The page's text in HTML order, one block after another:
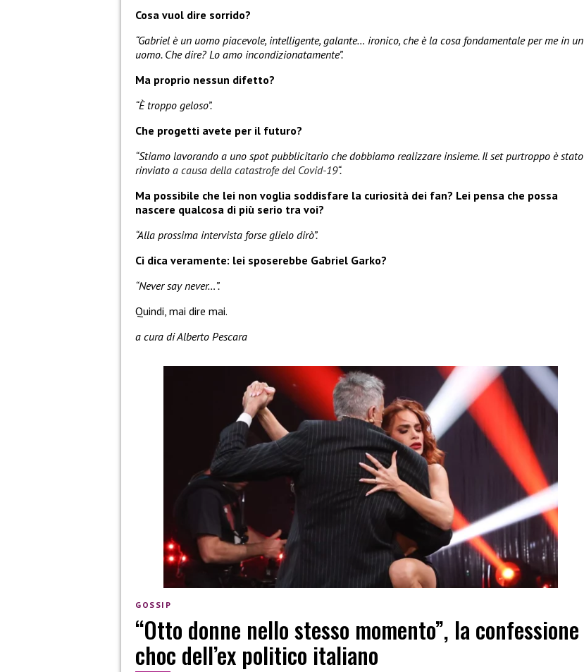
Cosa vuol dire sorrido?
“Gabriel è un uomo piacevole, intelligente, galante… ironico, che è la cosa fondamentale per me in un
uomo. Che dire? Lo amo incondizionatamente”.
Ma proprio nessun difetto?
“È troppo geloso”.
Che progetti avete per il futuro?
“Stiamo lavorando a uno spot pubblicitario che dobbiamo realizzare insieme. Il set purtroppo è stato
rinviato a causa della catastrofe del Covid-19“.
Ma possibile che lei non voglia soddisfare la curiosità dei fan? Lei pensa che possa
nascere qualcosa di più serio tra voi?
“Alla prossima intervista forse glielo dirò”.
Ci dica veramente: lei sposerebbe Gabriel Garko?
“Never say never…”.
Quindi, mai dire mai.
a cura di Alberto Pescara
GOSSIP
“Otto donne nello stesso momento”, la confessione
choc dell’ex politico italiano